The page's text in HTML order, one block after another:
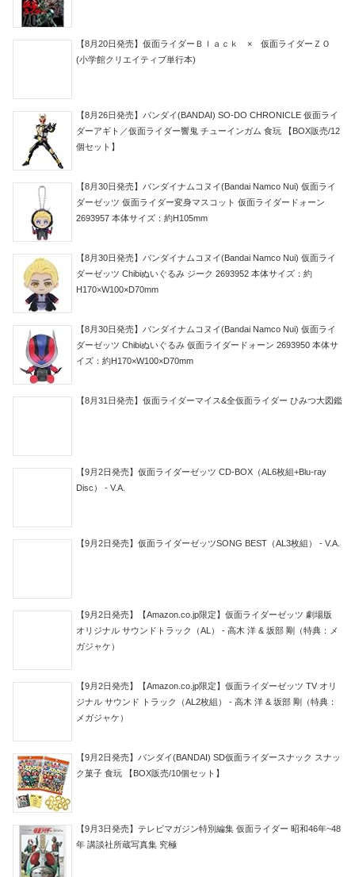
【8月20日発売】仮面ライダーＢｌａｃｋ × 仮面ライダーＺＯ
(小学館クリエイティブ単行本)
【8月26日発売】バンダイ(BANDAI) SO-DO CHRONICLE 仮面ライ
ダーアギト／仮面ライダー響鬼 チューインガム 食玩 【BOX販売/12
個セット】
【8月30日発売】バンダイナムコヌイ(Bandai Namco Nui) 仮面ライ
ダーゼッツ 仮面ライダー変身マスコット 仮面ライダードォーン
2693957 本体サイズ：約H105mm
【8月30日発売】バンダイナムコヌイ(Bandai Namco Nui) 仮面ライ
ダーゼッツ Chibiぬいぐるみ ジーク 2693952 本体サイズ：約
H170×W100×D70mm
【8月30日発売】バンダイナムコヌイ(Bandai Namco Nui) 仮面ライ
ダーゼッツ Chibiぬいぐるみ 仮面ライダードォーン 2693950 本体サ
イズ：約H170×W100×D70mm
【8月31日発売】仮面ライダーマイス&全仮面ライダー ひみつ大図鑑
【9月2日発売】仮面ライダーゼッツ CD-BOX（AL6枚組+Blu-ray
Disc） - V.A.
【9月2日発売】仮面ライダーゼッツSONG BEST（AL3枚組） - V.A.
【9月2日発売】【Amazon.co.jp限定】仮面ライダーゼッツ 劇場版
オリジナル サウンドトラック（AL） - 高木 洋 & 坂部 剛（特典：メ
ガジャケ）
【9月2日発売】【Amazon.co.jp限定】仮面ライダーゼッツ TV オリ
ジナル サウンド トラック（AL2枚組） - 高木 洋 & 坂部 剛（特典：
メガジャケ）
【9月2日発売】バンダイ(BANDAI) SD仮面ライダースナック スナッ
ク菓子 食玩 【BOX販売/10個セット】
【9月3日発売】テレビマガジン特別編集 仮面ライダー 昭和46年~48
年 講談社所蔵写真集 究極